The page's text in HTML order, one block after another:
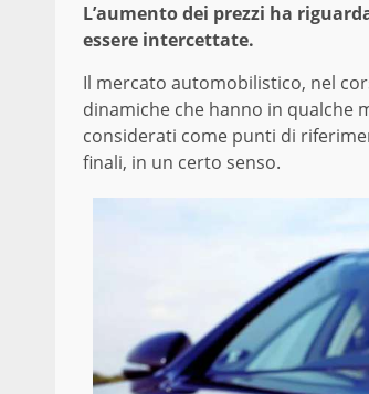
L’aumento dei prezzi ha
essere intercettate.
Il mercato automobilistico, nel
dinamiche che hanno in qualche
considerati come punti di
finali, in un certo senso.